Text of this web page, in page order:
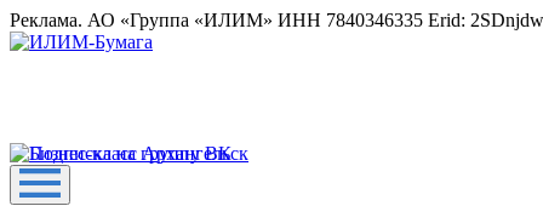
Реклама. АО «Группа «ИЛИМ» ИНН 7840346335 Erid: